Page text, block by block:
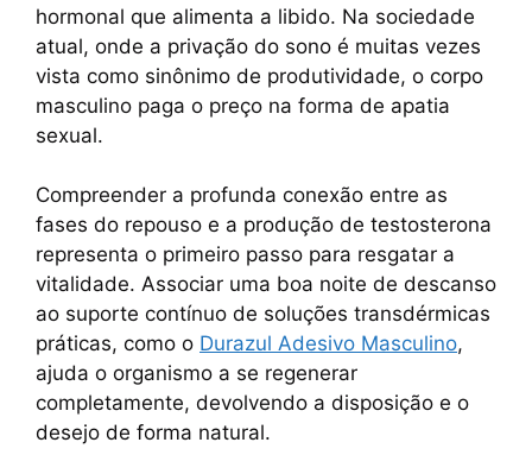
hormonal que alimenta a libido. Na sociedade
atual, onde a privação do sono é muitas vezes
vista como sinônimo de produtividade, o corpo
masculino paga o preço na forma de apatia
sexual.
Compreender a profunda conexão entre as
fases do repouso e a produção de testosterona
representa o primeiro passo para resgatar a
vitalidade. Associar uma boa noite de descanso
ao suporte contínuo de soluções transdérmicas
práticas, como o Durazul Adesivo Masculino,
ajuda o organismo a se regenerar
completamente, devolvendo a disposição e o
desejo de forma natural.